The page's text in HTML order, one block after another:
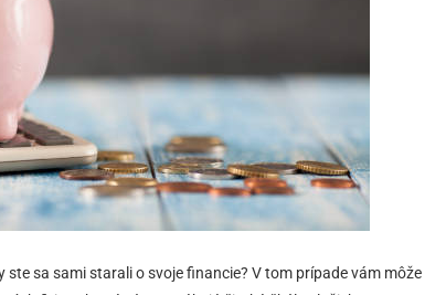
sa sami starali o svoje financie? V tom prípade vám môže